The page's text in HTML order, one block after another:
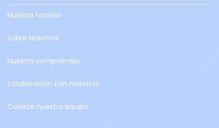
Nuestra historia
Sobre Nosotros
Nuestro compromiso
colaboración con nosotros
Conoce nuestro equipo